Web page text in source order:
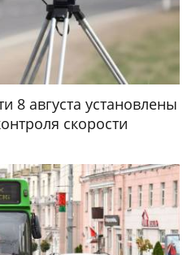
8 августа установлены
скорости